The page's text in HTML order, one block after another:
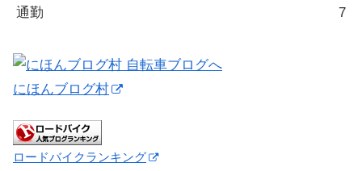
通勤 7
にほんブログ村
ロードバイクランキング